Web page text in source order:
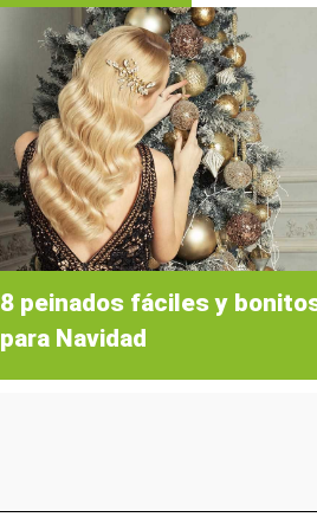
8 peinados fáciles y
para Navidad